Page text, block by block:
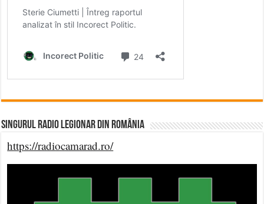
Singurul Radio Legionar din România
https://radiocamarad.ro/